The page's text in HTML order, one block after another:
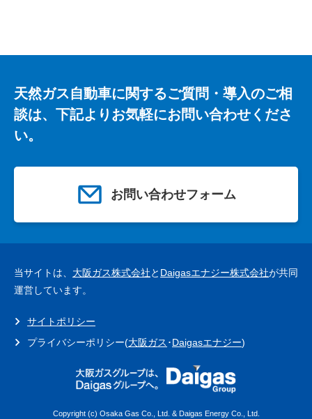
天然ガス自動車に関するご質問・導入のご相
談は、下記よりお気軽にお問い合わせくださ
い。
お問い合わせフォーム
当サイトは、 大阪ガス株式会社と Daigasエナジー株式会社が共同
運営しています。
サイトポリシー
プライバシーポリシー(大阪ガス ･Daigasエナジー)
Copyright (c) Osaka Gas Co., Ltd. & Daigas Energy Co., Ltd.